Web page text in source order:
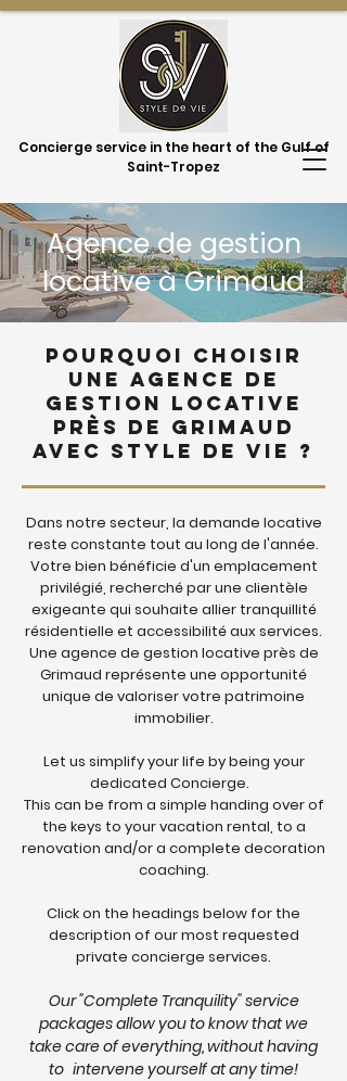
Concierge service in the heart of the Gulf of
Saint-Tropez
Agence de gestion
locative à Grimaud
Pourquoi choisir
une agence de
gestion locative
près de Grimaud
avec Style de Vie ?
Dans notre secteur, la demande locative
reste constante tout au long de l'année.
Votre bien bénéficie d'un emplacement
privilégié, recherché par une clientèle
exigeante qui souhaite allier tranquillité
résidentielle et accessibilité aux services.
Une agence de gestion locative près de
Grimaud représente une opportunité
unique de valoriser votre patrimoine
immobilier.
Let us simplify your life by being your
dedicated Concierge.
This can be from a simple handing over of
the keys to your vacation rental, to a
renovation and/or a complete decoration
coaching.
Click on the headings below for the
description of our most requested
private concierge services.
Our "Complete Tranquility" service
packages allow you to know that we
take care of everything, without having
to intervene yourself at any time!